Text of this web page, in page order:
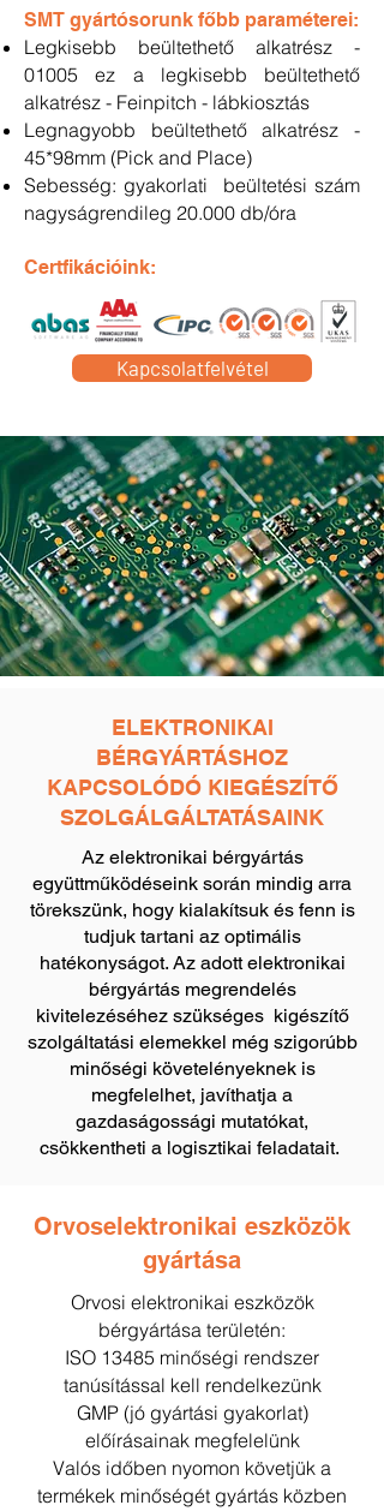
SMT gyártósorunk főbb paraméterei:
Legkisebb beültethető alkatrész -
01005 ez a legkisebb beültethető
alkatrész - Feinpitch - lábkiosztás
Legnagyobb beültethető alkatrész -
45*98mm (Pick and Place)
Sebesség: gyakorlati beültetési szám
nagyságrendileg 20.000 db/óra
Certfikációink:
Kapcsolatfelvétel
ELEKTRONIKAI
BÉRGYÁRTÁSHOZ
KAPCSOLÓDÓ KIEGÉSZÍTŐ
SZOLGÁLGÁLTATÁSAINK
Az elektronikai bérgyártás
együttműködéseink során mindig arra
törekszünk, hogy kialakítsuk és fenn is
tudjuk tartani az optimális
hatékonyságot. Az adott elektronikai
bérgyártás megrendelés
kivitelezéséhez szükséges kigészítő
szolgáltatási elemekkel még szigorúbb
minőségi követelényeknek is
megfelelhet, javíthatja a
gazdaságossági mutatókat,
csökkentheti a logisztikai feladatait.
Orvoselektronikai eszközök
gyártása
Orvosi elektronikai eszközök
bérgyártása területén:
ISO 13485 minőségi rendszer
tanúsítással kell rendelkezünk
GMP (jó gyártási gyakorlat)
előírásainak megfelelünk
Valós időben nyomon követjük a
termékek minőségét gyártás közben